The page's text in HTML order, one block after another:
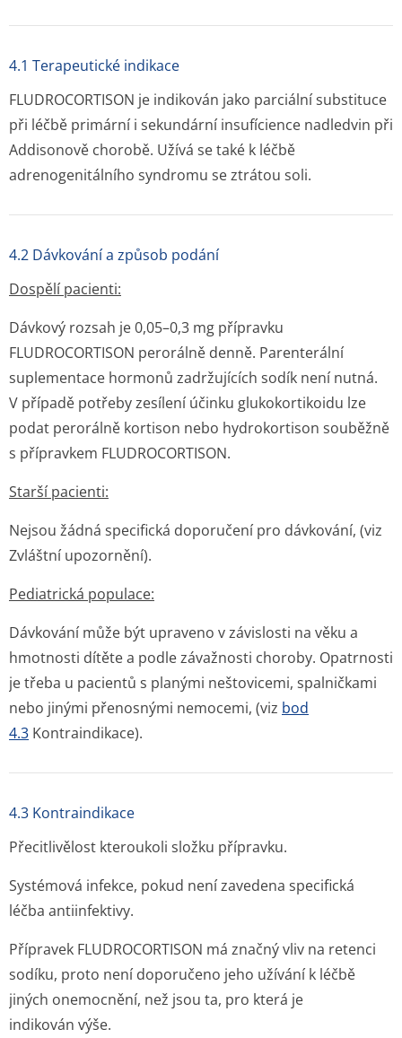
4.1 Terapeutické indikace
FLUDROCORTISON je indikován jako parciální substituce
při léčbě primární i sekundární insufícience nadledvin při
Addisonově chorobě. Užívá se také k léčbě
adrenogenitálního syndromu se ztrátou soli.
4.2 Dávkování a způsob podání
Dospělí pacienti:
Dávkový rozsah je 0,05–0,3 mg přípravku
FLUDROCORTISON perorálně denně. Parenterální
suplementace hormonů zadržujících sodík není nutná.
V případě potřeby zesílení účinku glukokortikoidu lze
podat perorálně kortison nebo hydrokortison souběžně
s přípravkem FLUDROCORTISON.
Starší pacienti:
Nejsou žádná specifická doporučení pro dávkování, (viz
Zvláštní upozornění).
Pediatrická populace:
Dávkování může být upraveno v závislosti na věku a
hmotnosti dítěte a podle závažnosti choroby. Opatrnosti
je třeba u pacientů s planými neštovicemi, spalničkami
nebo jinými přenosnými nemocemi, (viz bod
4.3 Kontraindi­kace).
4.3 Kontraindikace
Přecitlivělost kteroukoli složku přípravku.
Systémová infekce, pokud není zavedena specifická
léčba antiinfektivy.
Přípravek FLUDROCORTISON má značný vliv na retenci
sodíku, proto není doporučeno jeho užívání k léčbě
jiných onemocnění, než jsou ta, pro která je
indikován výše.